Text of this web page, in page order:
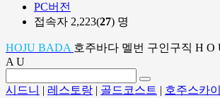
PC버전
접속자 2,223(27) 명
HOJU BADA 호주바다 멜번 구인구직 H O
A U
시드니 | 레스토랑 | 골드코스트 | 호주스카이